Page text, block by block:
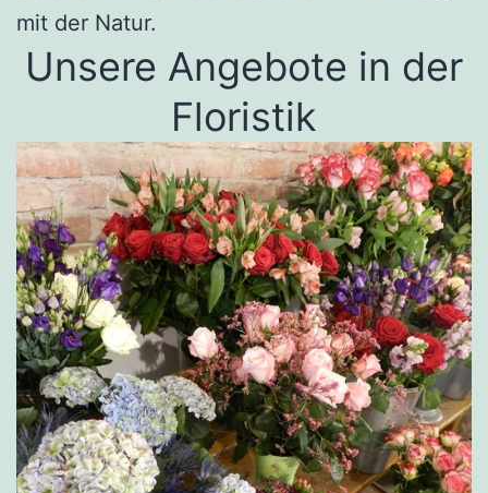
mit der Natur.
Unsere Angebote in der
Floristik